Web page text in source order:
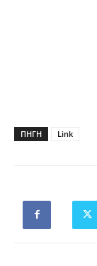
ΠΗΓΗ Link